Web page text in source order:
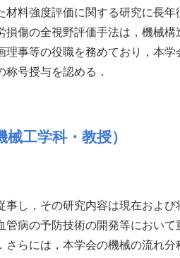
料強度評価に関する研究に長
傷の全視野評価手法は，機械
事等の役職を務めており，本
号授与を認める．
工学科・教授）
し，その研究内容は現在およ
病の予防技術の開発等におい
さらには，本学会の機械の流